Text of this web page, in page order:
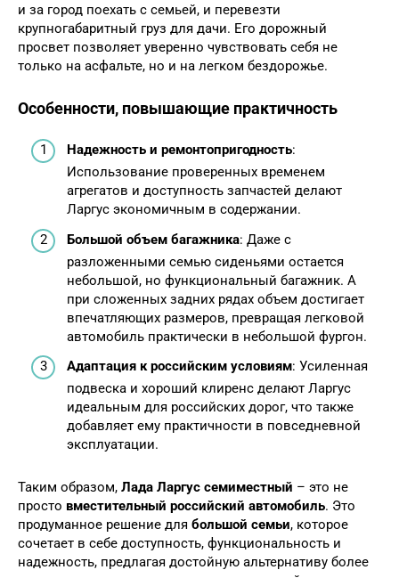
и за город поехать с семьей, и перевезти
крупногабаритный груз для дачи. Его дорожный
просвет позволяет уверенно чувствовать себя не
только на асфальте, но и на легком бездорожье.
Особенности, повышающие практичность
Надежность и ремонтопригодность:
Использование проверенных временем
агрегатов и доступность запчастей делают
Ларгус экономичным в содержании.
Большой объем багажника: Даже с
разложенными семью сиденьями остается
небольшой, но функциональный багажник. А
при сложенных задних рядах объем достигает
впечатляющих размеров, превращая легковой
автомобиль практически в небольшой фургон.
Адаптация к российским условиям: Усиленная
подвеска и хороший клиренс делают Ларгус
идеальным для российских дорог, что также
добавляет ему практичности в повседневной
эксплуатации.
Таким образом, Лада Ларгус семиместный – это не
просто вместительный российский автомобиль. Это
продуманное решение для большой семьи, которое
сочетает в себе доступность, функциональность и
надежность, предлагая достойную альтернативу более